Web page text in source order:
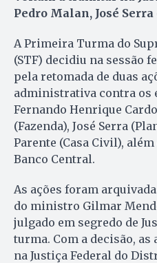
Pedro Malan, José
A Primeira Turma do
(STF) decidiu na sessão
pela retomada de duas
administrativa contra os
Fernando Henrique
(Fazenda), José Serra
Parente (Casa Civil),
Banco Central.
As ações foram
do ministro Gilmar
julgado em segredo de
turma. Com a decisão,
na Justiça Federal do